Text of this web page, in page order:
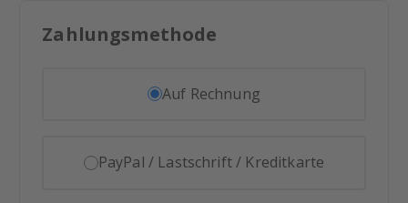
Zahlungsmethode
Auf Rechnung
PayPal / Lastschrift / Kreditkarte